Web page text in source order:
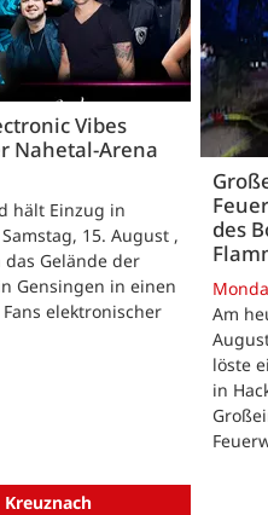
Vibes
Nahetal-Arena
hält Einzug in
15. August ,
Gelände der
Gensingen in einen
elektronischer
des
Am
löste
in